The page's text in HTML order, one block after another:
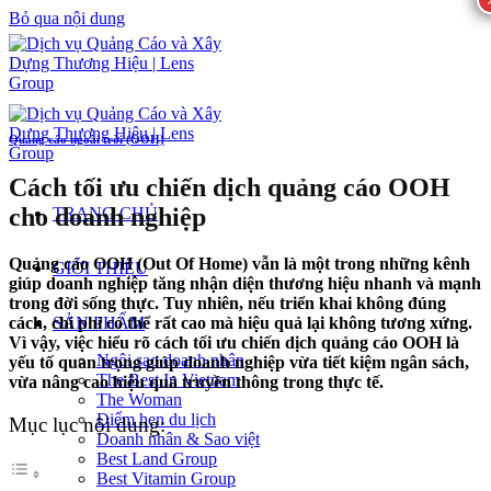
Bỏ qua nội dung
TRANG CHỦ
GIỚI THIỆU
SẢN PHẨM
Ngôi sao doanh nhân
The Best In Vietnam
The Woman
Điểm hẹn du lịch
Doanh nhân & Sao việt
Best Land Group
Best Vitamin Group
Quảng cáo ngoài trời (OOH)
Cách tối ưu chiến dịch quảng cáo OOH
cho doanh nghiệp
Quảng cáo OOH (Out Of Home) vẫn là một trong những kênh
giúp doanh nghiệp tăng nhận diện thương hiệu nhanh và mạnh
trong đời sống thực. Tuy nhiên, nếu triển khai không đúng
cách, chi phí có thể rất cao mà hiệu quả lại không tương xứng.
Vì vậy, việc hiểu rõ cách tối ưu chiến dịch quảng cáo OOH là
yếu tố quan trọng giúp doanh nghiệp vừa tiết kiệm ngân sách,
vừa nâng cao hiệu quả truyền thông trong thực tế.
Mục lục nội dung: